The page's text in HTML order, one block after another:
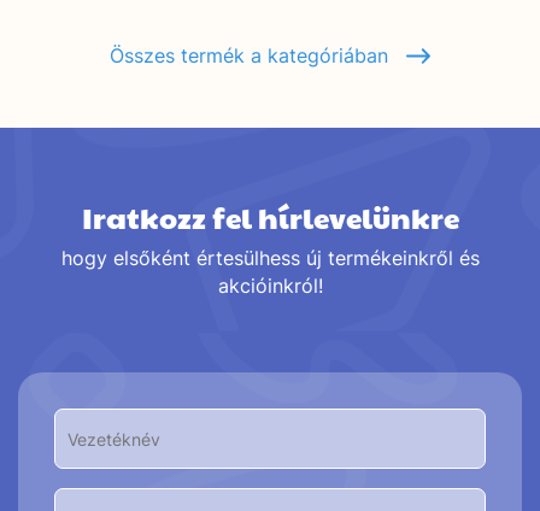
Összes termék a kategóriában
Iratkozz fel hírlevelünkre
hogy elsőként értesülhess új termékeinkről és
akcióinkról!